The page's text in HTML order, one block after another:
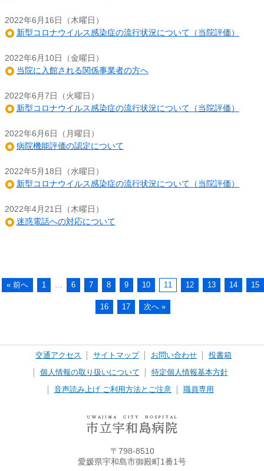
2022年6月16日（木曜日）
新型コロナウイルス感染症の流行状況について（当院評価）
2022年6月10日（金曜日）
当院に入館される関係事業者の方へ
2022年6月7日（火曜日）
新型コロナウイルス感染症の流行状況について（当院評価）
2022年6月6日（月曜日）
病院機能評価の認定について
2022年5月18日（水曜日）
新型コロナウイルス感染症の流行状況について（当院評価）
2022年4月21日（木曜日）
迷惑電話への対応について
« 前へ 1 … 6 7 8 9 10 11 12 13 14 15
16 17 次へ »
交通アクセス サイトマップ お問い合わせ 投書箱
個人情報の取り扱いについて 特定個人情報基本方針
音声読み上げ ご利用方法とご注意 職員専用
〒798-8510
愛媛県宇和島市御殿町1番1号